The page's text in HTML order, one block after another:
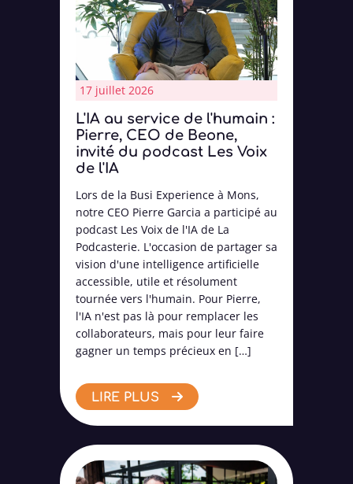
17 juillet 2026
L'IA au service de l'humain :
Pierre, CEO de Beone,
invité du podcast Les Voix
de l'IA
Lors de la Busi Experience à Mons,
notre CEO Pierre Garcia a participé au
podcast Les Voix de l'IA de La
Podcasterie. L'occasion de partager sa
vision d'une intelligence artificielle
accessible, utile et résolument
tournée vers l'humain. Pour Pierre,
l'IA n'est pas là pour remplacer les
collaborateurs, mais pour leur faire
gagner un temps précieux en […]
LIRE PLUS